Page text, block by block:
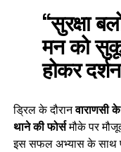
“सुरक्षा
मन को
होकर
ड्रिल के दौरानवाराणसी
थाने की फोर्समौके पर
इस सफल अभ्यास के साथ